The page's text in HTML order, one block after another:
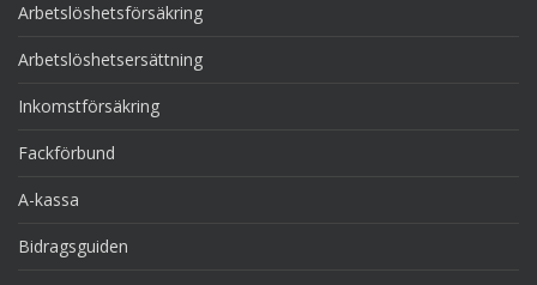
Arbetslöshetsförsäkring
Arbetslöshetsersättning
Inkomstförsäkring
Fackförbund
A-kassa
Bidragsguiden